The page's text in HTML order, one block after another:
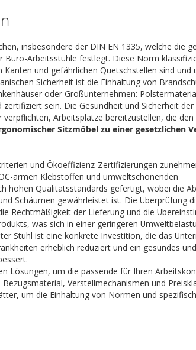
insbesondere der DIN EN 1335, welche die
Arbeitsstühle festlegt. Diese Norm
und gefährlichen Quetschstellen sind und
Sicherheit ist die Einhaltung von
oder Großunternehmen:
sein. Die Gesundheit und Sicherheit
Arbeitsplätze bereitzustellen, die
Sitzmöbel zu einer gesetzlichen
und Ökoeffizienz-Zertifizierungen
armen Klebstoffen und umweltschonenden
hohen Qualitätsstandards gefertigt, wobei die
Schäumen gewährleistet ist. Die Überprüfung
Rechtmäßigkeit der Lieferung und die
was sich in einer geringeren
Stuhl ist eine konkrete Investition, die das
erheblich reduziert und ein gesundes
Lösungen, um die passende für Ihren
Verstellmechanismen und
um die Einhaltung von Normen und